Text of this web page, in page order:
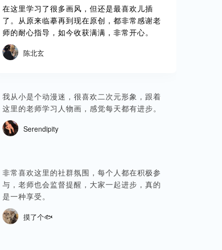
在这里学习了很多画风，但还是最喜欢儿插
了。从原来临摹再到现在原创，都非常感谢老
师的耐心指导，如今收获满满，非常开心。
陈北玄
我从小是个动漫迷，很喜欢二次元形象，跟着
这里的老师学习人物画，感觉每天都有进步。
Serendipity
非常喜欢这里的社群氛围，每个人都在积极参
与，老师也会监督提醒，大家一起进步，真的
是一种享受。
摸了个🐟